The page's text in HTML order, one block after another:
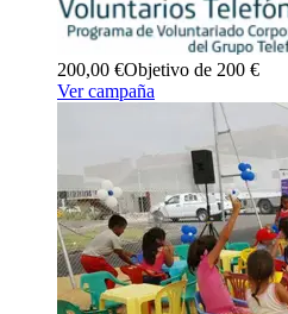
200,00 €Objetivo de 200 €
Ver campaña